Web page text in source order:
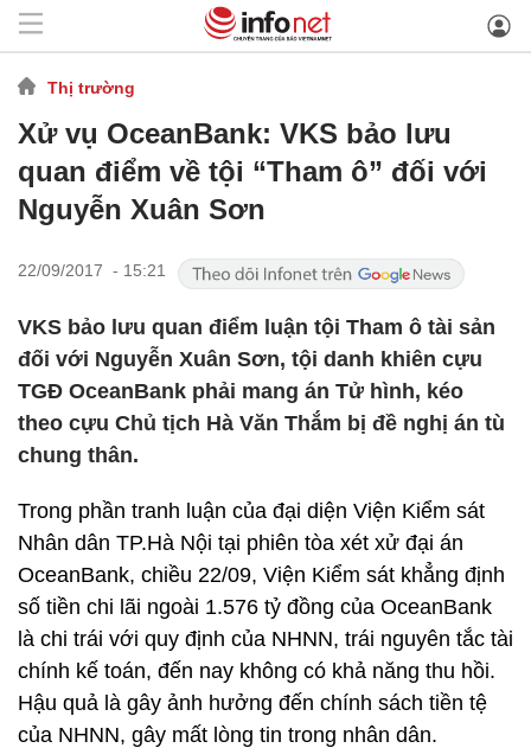
Thị trường
Xử vụ OceanBank: VKS bảo lưu
quan điểm về tội “Tham ô” đối với
Nguyễn Xuân Sơn
22/09/2017 - 15:21
VKS bảo lưu quan điểm luận tội Tham ô tài sản
đối với Nguyễn Xuân Sơn, tội danh khiên cựu
TGĐ OceanBank phải mang án Tử hình, kéo
theo cựu Chủ tịch Hà Văn Thắm bị đề nghị án tù
chung thân.
Trong phần tranh luận của đại diện Viện Kiểm sát
Nhân dân TP.Hà Nội tại phiên tòa xét xử đại án
OceanBank, chiều 22/09, Viện Kiểm sát khẳng định
số tiền chi lãi ngoài 1.576 tỷ đồng của OceanBank
là chi trái với quy định của NHNN, trái nguyên tắc tài
chính kế toán, đến nay không có khả năng thu hồi.
Hậu quả là gây ảnh hưởng đến chính sách tiền tệ
của NHNN, gây mất lòng tin trong nhân dân.